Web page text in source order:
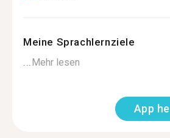
Meine Sprachlernziele
Mehr lesen
App